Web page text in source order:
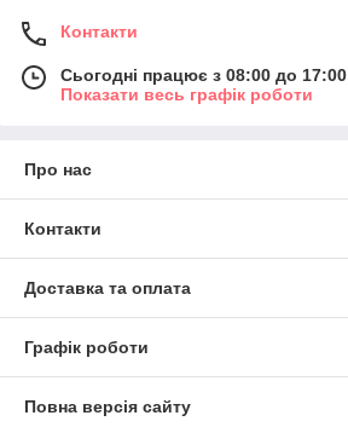
Контакти
Сьогодні працює з 08:00 до 17:00
Показати весь графік роботи
Про нас
Контакти
Доставка та оплата
Графік роботи
Повна версія сайту